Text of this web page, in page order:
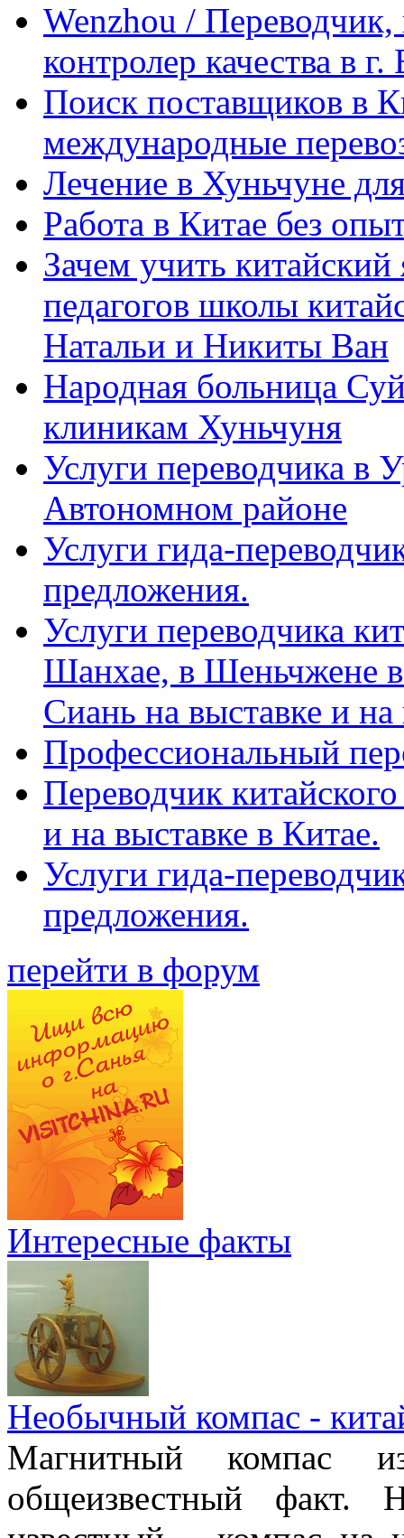
Wenzhou / Переводчик,
контролер качества в
Поиск поставщиков в
международные
Лечение в Хуньчуне
Работа в Китае без
Зачем учить
педагогов школы
Натальи и Никиты Ван
Народная больница
клиникам Хуньчуня
Услуги переводчика в
Автономном районе
Услуги гида-
предложения.
Услуги переводчика
Шанхае, в Шеньчжене
Сиань на выставке и
Профессиональный
Переводчик
и на выставке в Китае.
Услуги гида-
предложения.
перейти в форум
Интересные факты
Необычный компас -
Магнитный компас
общеизвестный факт.